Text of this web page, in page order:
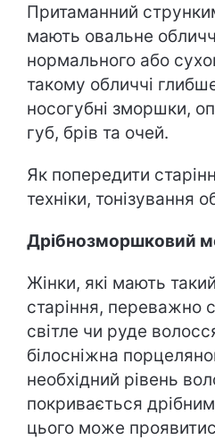
Притаманний
мають овальне
нормального або
такому обличчі
носогубні зморшки,
губ, брів та очей.
Як попередити
техніки, тонізування
Дрібнозморшковий
Жінки, які мають
старіння, переважно
світле чи руде
білосніжна
необхідний рівень
покривається
цього може